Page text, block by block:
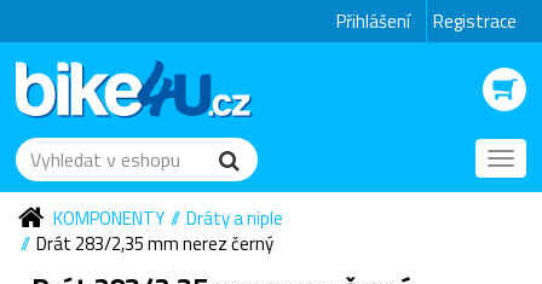
Přihlášení Registrace
KOMPONENTY
Dráty a niple
Drát 283/2,35 mm nerez černý